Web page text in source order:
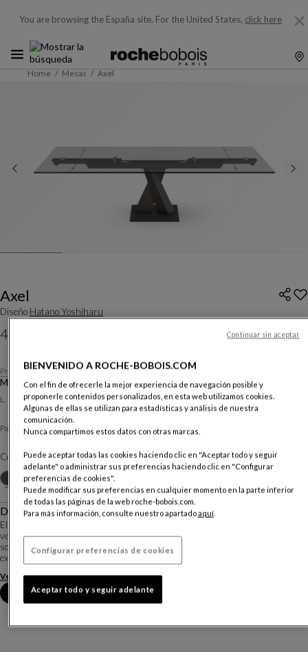
You are browsing the España site. For the United States, click here
Home Mesas Axel
Axel
Diseño Hatano Yoshiharu
4 940 €
Precio sin entrega, válido en Península.
Prix pour un plateau en verre clair
Mesa De Comedor
L. 180 X A. 75 X P. 100 Cm
Otras dimensiones
Pata : Pata Axel Epoxy
Color :Manganèse
+3
Otros colores
Descripción
El diseñador Hatano Hyoshiaru diseñó esta mesa de comedor rectangular, a la
vez funcional y de diseño. Su sobre existe en cristal o en cerámica y reposa
sobre una base central hecha de dos tubos de acero cruzados. Dos
extensiones de 40 cm. permiten ...
Ver más Descargar la ficha técnica
Reserva una cita en tienda
BIENVENIDO A ROCHE-BOBOIS.COM
Con el fin de ofrecerle la mejor experiencia de navegación posible y
proponerle contenidos personalizados, en esta web utilizamos cookies.
Algunas de ellas se utilizan para estadísticas y análisis de nuestra
comunicación.
Nunca compartimos estos datos con otras marcas.
Puede aceptar todas las cookies haciendo clic en "Aceptar todo y seguir
adelante" o administrar sus preferencias haciendo clic en "Configurar
preferencias de cookies".
Puede modificar sus preferencias en cualquier momento en la parte inferior
de todas las páginas de la web roche-bobois.com.
Para más información, consulte nuestro apartadoaquí.
Configurar preferencias de cookies
Aceptar todo y seguir adelante
Continuar sin aceptar